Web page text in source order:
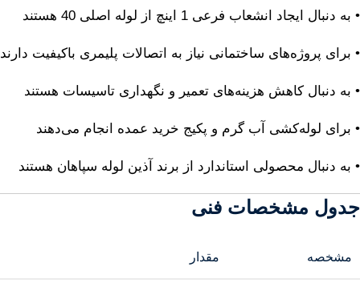
• به دنبال ایجاد انشعاب فرعی 1 اینچ از لوله اصلی 40 هستند
• برای پروژه‌های ساختمانی نیاز به اتصالات پلیمری باکیفیت دارند
• به دنبال کاهش هزینه‌های تعمیر و نگهداری تاسیسات هستند
• برای لوله‌کشی آب گرم و پکیج خرید عمده انجام می‌دهند
• به دنبال محصولی استاندارد از برند آذین لوله سپاهان هستند
جدول مشخصات فنی
مشخصه مقدار